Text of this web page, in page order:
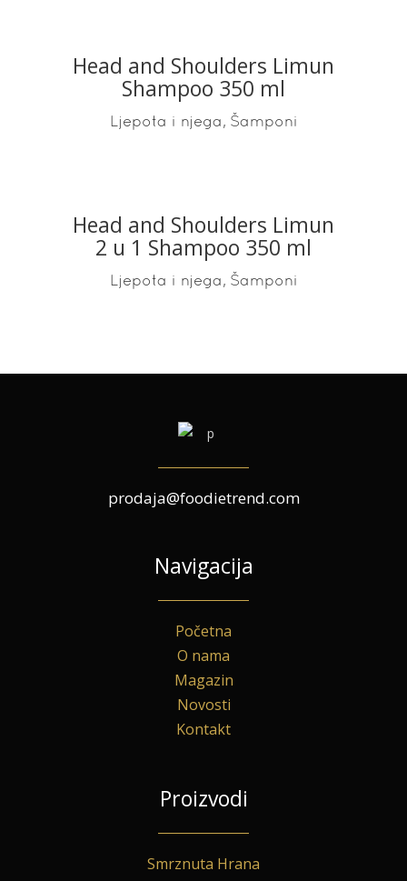
READ MORE
Head and Shoulders Limun
Shampoo 350 ml
Ljepota i njega, Šamponi
READ MORE
Head and Shoulders Limun
2 u 1 Shampoo 350 ml
Ljepota i njega, Šamponi
prodaja@foodietrend.com
Navigacija
Početna
O nama
Magazin
Novosti
Kontakt
Proizvodi
Smrznuta Hrana